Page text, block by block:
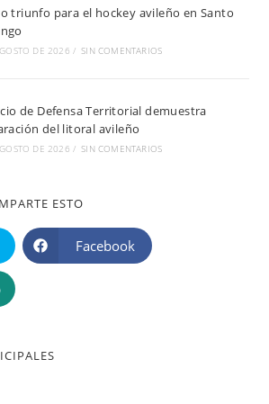
triunfo para el hockey avileño en Santo
DE 2026 / SIN COMENTARIOS
de Defensa Territorial demuestra
del litoral avileño
DE 2026 / SIN COMENTARIOS
ESTO
Facebook